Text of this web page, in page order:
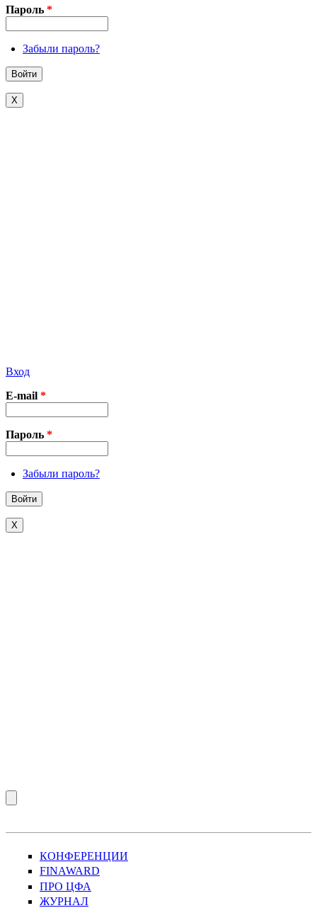
X
Пароль *
Забыли пароль?
X
Вход
E-mail *
Пароль *
Забыли пароль?
X
КОНФЕРЕНЦИИ
FINAWARD
ПРО ЦФА
ЖУРНАЛ